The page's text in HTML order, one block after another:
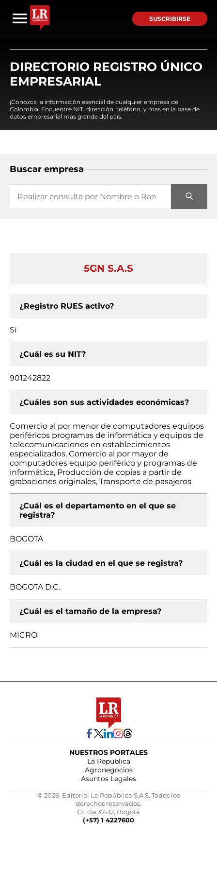
SUSCRIBIRSE
DIRECTORIO REGISTRO ÚNICO
EMPRESARIAL
¡Conozca la información esencial de cualquier empresa de
Colombia! Encuentre NIT, dirección, teléfono, y mas en la base de
datos empresarial mas grande del país.
Buscar empresa
5GN S.A.S
¿Registro RUES activo?
Si
¿Cuál es su NIT?
901242822
¿Cuáles son sus actividades económicas?
Comercio al por menor de computadores equipos
periféricos programas de informática y equipos de
telecomunicaciones en establecimientos
especializados, Comercio al por mayor de
computadores equipo periférico y programas de
informática, Producción de copias a partir de
grabaciones originales, Transporte de pasajeros
¿Cuál es el departamento en el que se
registra?
BOGOTA
¿Cuál es la ciudad en el que se registra?
BOGOTA D.C.
¿Cuál es el tamaño de la empresa?
MICRO
NUESTROS PORTALES
La República
Agronegocios
Asuntos Legales
© 2026, Editorial La República S.A.S. Todos los
derechos reservados.
Cr. 13a 37-32, Bogotá
(+57) 1 4227600